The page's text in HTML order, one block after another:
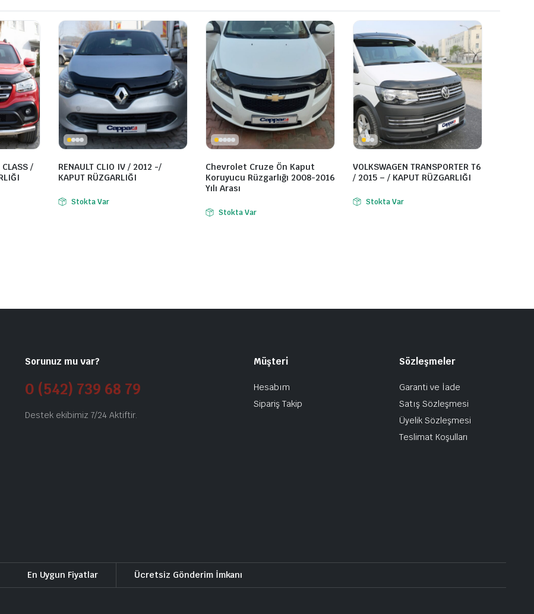
CLASS /
RENAULT CLIO IV / 2012 -/
KAPUT RÜZGARLIĞI
Stokta Var
Chevrolet Cruze Ön Kaput
Koruyucu Rüzgarlığı 2008-2016
Yılı Arası
Stokta Var
VOLKSWAGEN TRANSPORTER T6
/ 2015 – / KAPUT RÜZGARLIĞI
Stokta Var
Sorunuz mu var?
0 (542) 739 68 79
Destek ekibimiz 7/24 Aktiftir.
Müşteri
Hesabım
Sipariş Takip
Sözleşmeler
Garanti ve İade
Satış Sözleşmesi
Üyelik Sözleşmesi
Teslimat Koşulları
En Uygun Fiyatlar Ücretsiz Gönderim İmkanı